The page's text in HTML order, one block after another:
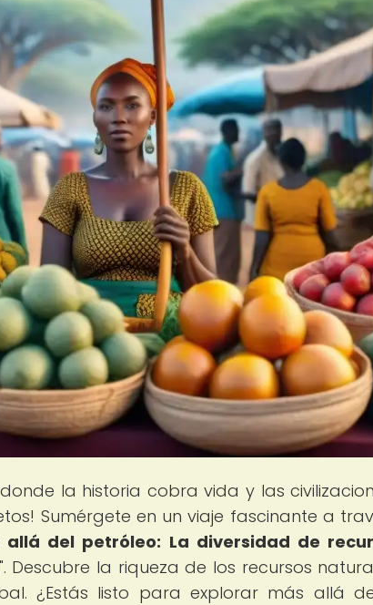
la historia cobra vida y las
Sumérgete en un viaje fascinante a
allá del petróleo: La diversidad de
Descubre la riqueza de los recursos
¿Estás listo para explorar más allá